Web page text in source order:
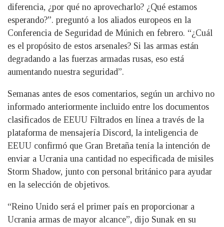
diferencia, ¿por qué no aprovecharlo? ¿Qué estamos
esperando?”. preguntó a los aliados europeos en la
Conferencia de Seguridad de Múnich en febrero. “¿Cuál
es el propósito de estos arsenales? Si las armas están
degradando a las fuerzas armadas rusas, eso está
aumentando nuestra seguridad”.
Semanas antes de esos comentarios, según un archivo no
informado anteriormente incluido entre los documentos
clasificados de EEUU Filtrados en línea a través de la
plataforma de mensajería Discord, la inteligencia de
EEUU confirmó que Gran Bretaña tenía la intención de
enviar a Ucrania una cantidad no especificada de misiles
Storm Shadow, junto con personal británico para ayudar
en la selección de objetivos.
“Reino Unido será el primer país en proporcionar a
Ucrania armas de mayor alcance”, dijo Sunak en su